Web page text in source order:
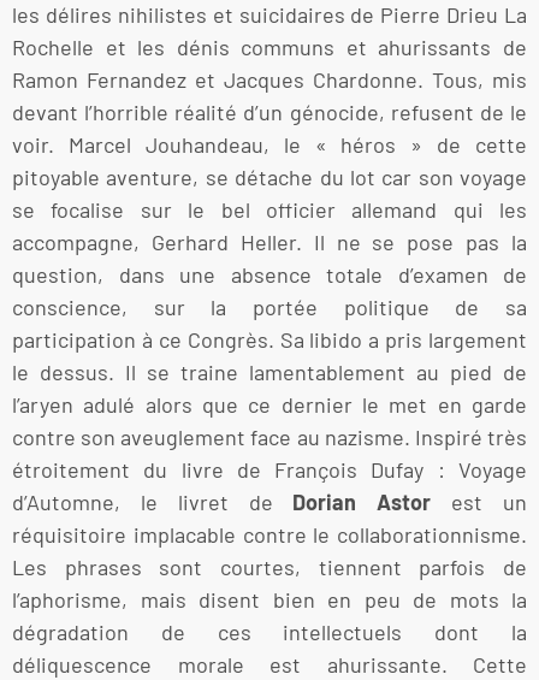
les délires nihilistes et suicidaires de Pierre Drieu La
Rochelle et les dénis communs et ahurissants de
Ramon Fernandez et Jacques Chardonne. Tous, mis
devant l’horrible réalité d’un génocide, refusent de le
voir. Marcel Jouhandeau, le « héros » de cette
pitoyable aventure, se détache du lot car son voyage
se focalise sur le bel officier allemand qui les
accompagne, Gerhard Heller. Il ne se pose pas la
question, dans une absence totale d’examen de
conscience, sur la portée politique de sa
participation à ce Congrès. Sa libido a pris largement
le dessus. Il se traine lamentablement au pied de
l’aryen adulé alors que ce dernier le met en garde
contre son aveuglement face au nazisme. Inspiré très
étroitement du livre de François Dufay : Voyage
d’Automne, le livret de Dorian Astor est un
réquisitoire implacable contre le collaborationnisme.
Les phrases sont courtes, tiennent parfois de
l’aphorisme, mais disent bien en peu de mots la
dégradation de ces intellectuels dont la
déliquescence morale est ahurissante. Cette